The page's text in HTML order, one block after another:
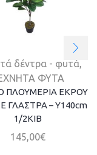
δέντρα - φυτά,
ΦΥΤΑ
ΠΛΟΥΜΕΡΙΑ ΕΚΡΟΥ
ΓΛΑΣΤΡΑ – Y140cm
1/2KIB
145,00€